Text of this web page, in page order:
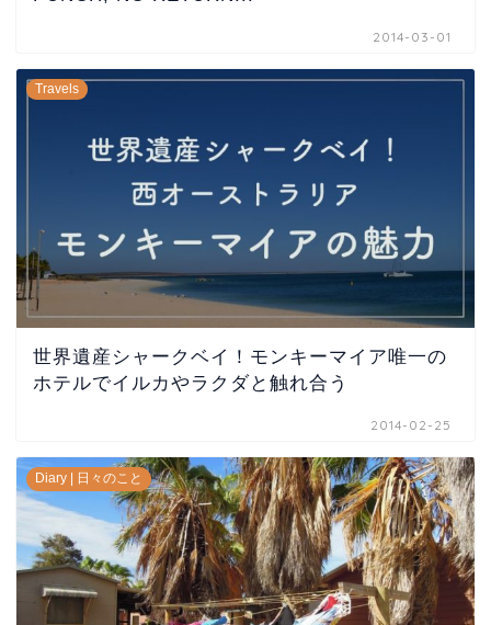
2014-03-01
Travels
世界遺産シャークベイ！モンキーマイア唯一の
ホテルでイルカやラクダと触れ合う
2014-02-25
Diary | 日々のこと